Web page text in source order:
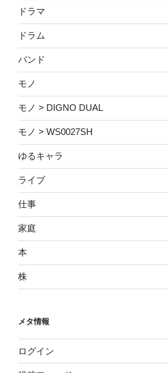
ドラマ
ドラム
バンド
モノ
モノ > DIGNO DUAL
モノ > WS0027SH
ゆるキャラ
ライブ
仕事
家庭
本
株
メタ情報
ログイン